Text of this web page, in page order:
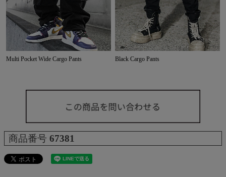
Multi Pocket Wide Cargo Pants Black Cargo Pants
商品番号 67381